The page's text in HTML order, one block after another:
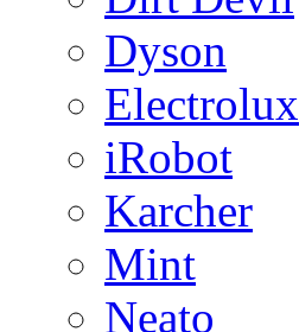
Dyson
Electrolux
iRobot
Karcher
Mint
Neato